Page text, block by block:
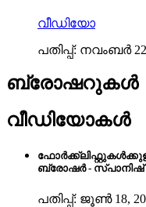
വീഡിയോ
പതിപ്പ്: നവംബർ
ബ്രോഷറുകൾ
വീഡിയോകൾ
ബ്രോഷർ - സ്പാനിഷ്
പതിപ്പ്: ജൂൺ 18,